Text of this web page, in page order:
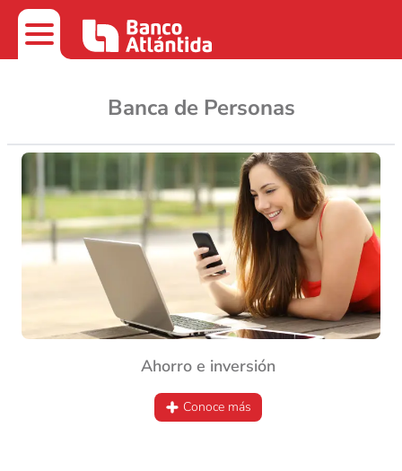
Banca de Personas
Ahorro e inversión
Conoce más